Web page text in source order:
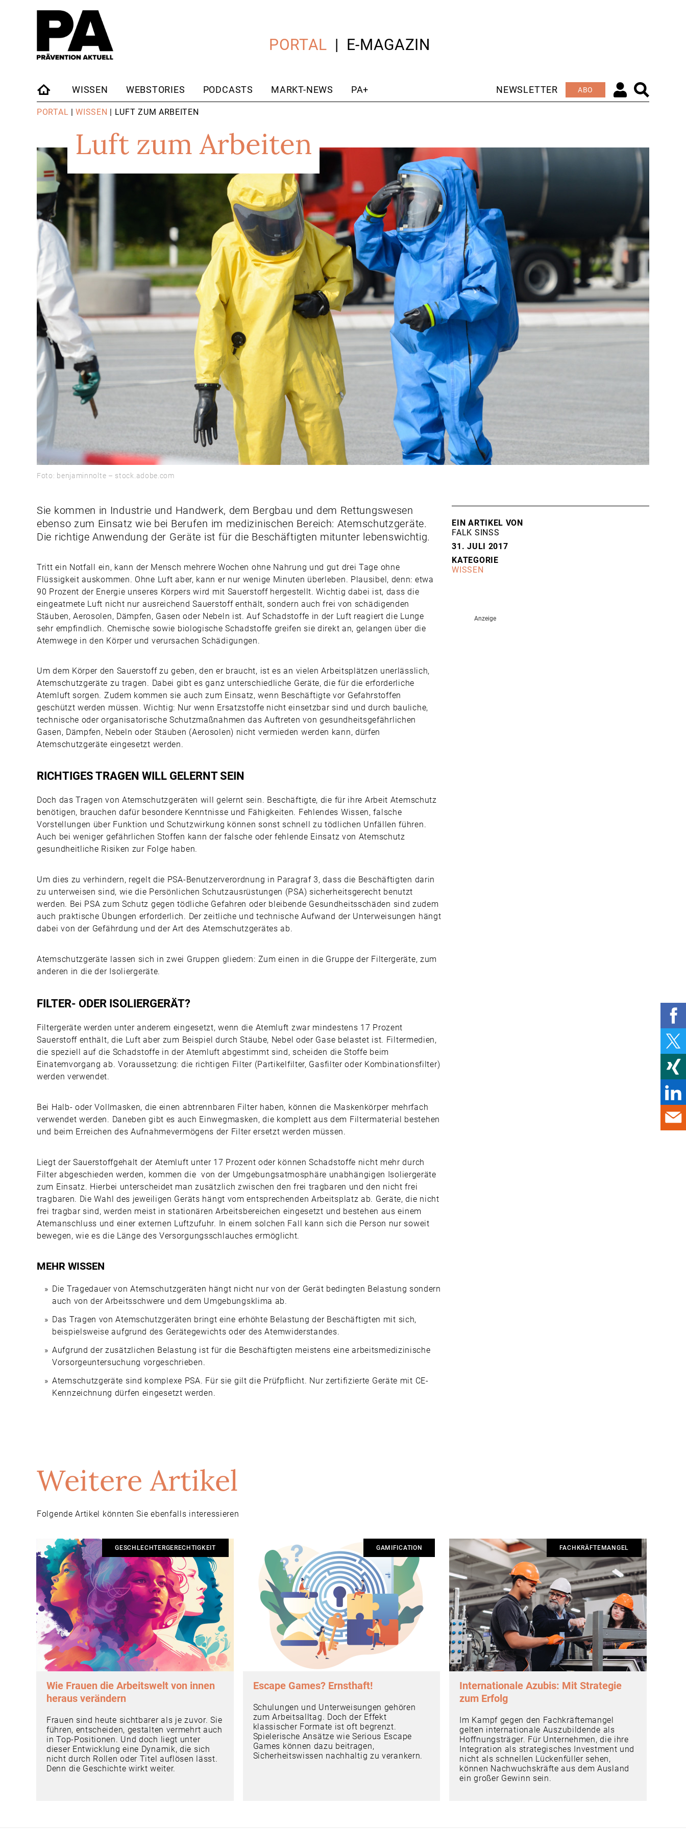
PORTAL E-MAGAZIN
STARTSEITE
WISSEN WEBSTORIES PODCASTS MARKT-NEWS PA+ NEWSLETTER ABO
PORTAL |WISSEN | LUFT ZUM ARBEITEN
Luft zum Arbeiten
Foto: benjaminnolte – stock.adobe.com
Sie kommen in Industrie und Handwerk, dem Bergbau und dem Rettungswesen
ebenso zum Einsatz wie bei Berufen im medizinischen Bereich: Atemschutzgeräte.
Die richtige Anwendung der Geräte ist für die Beschäftigten mitunter lebenswichtig.
Tritt ein Notfall ein, kann der Mensch mehrere Wochen ohne Nahrung und gut drei Tage ohne
Flüssigkeit auskommen. Ohne Luft aber, kann er nur wenige Minuten überleben. Plausibel, denn: etwa
90 Prozent der Energie unseres Körpers wird mit Sauerstoff hergestellt. Wichtig dabei ist, dass die
eingeatmete Luft nicht nur ausreichend Sauerstoff enthält, sondern auch frei von schädigenden
Stäuben, Aerosolen, Dämpfen, Gasen oder Nebeln ist. Auf Schadstoffe in der Luft reagiert die Lunge
sehr empfindlich. Chemische sowie biologische Schadstoffe greifen sie direkt an, gelangen über die
Atemwege in den Körper und verursachen Schädigungen.
Um dem Körper den Sauerstoff zu geben, den er braucht, ist es an vielen Arbeitsplätzen unerlässlich,
Atemschutzgeräte zu tragen. Dabei gibt es ganz unterschiedliche Geräte, die für die erforderliche
Atemluft sorgen. Zudem kommen sie auch zum Einsatz, wenn Beschäftigte vor Gefahrstoffen
geschützt werden müssen. Wichtig: Nur wenn Ersatzstoffe nicht einsetzbar sind und durch bauliche,
technische oder organisatorische Schutzmaßnahmen das Auftreten von gesundheitsgefährlichen
Gasen, Dämpfen, Nebeln oder Stäuben (Aerosolen) nicht vermieden werden kann, dürfen
Atemschutzgeräte eingesetzt werden.
RICHTIGES TRAGEN WILL GELERNT SEIN
Doch das Tragen von Atemschutzgeräten will gelernt sein. Beschäftigte, die für ihre Arbeit Atemschutz
benötigen, brauchen dafür besondere Kenntnisse und Fähigkeiten. Fehlendes Wissen, falsche
Vorstellungen über Funktion und Schutzwirkung können sonst schnell zu tödlichen Unfällen führen.
Auch bei weniger gefährlichen Stoffen kann der falsche oder fehlende Einsatz von Atemschutz
gesundheitliche Risiken zur Folge haben.
Um dies zu verhindern, regelt die PSA-Benutzerverordnung in Paragraf 3, dass die Beschäftigten darin
zu unterweisen sind, wie die Persönlichen Schutzausrüstungen (PSA) sicherheitsgerecht benutzt
werden. Bei PSA zum Schutz gegen tödliche Gefahren oder bleibende Gesundheitsschäden sind zudem
auch praktische Übungen erforderlich. Der zeitliche und technische Aufwand der Unterweisungen hängt
dabei von der Gefährdung und der Art des Atemschutzgerätes ab.
Atemschutzgeräte lassen sich in zwei Gruppen gliedern: Zum einen in die Gruppe der Filtergeräte, zum
anderen in die der Isoliergeräte.
FILTER- ODER ISOLIERGERÄT?
Filtergeräte werden unter anderem eingesetzt, wenn die Atemluft zwar mindestens 17 Prozent
Sauerstoff enthält, die Luft aber zum Beispiel durch Stäube, Nebel oder Gase belastet ist. Filtermedien,
die speziell auf die Schadstoffe in der Atemluft abgestimmt sind, scheiden die Stoffe beim
Einatemvorgang ab. Voraussetzung: die richtigen Filter (Partikelfilter, Gasfilter oder Kombinationsfilter)
werden verwendet.
Bei Halb- oder Vollmasken, die einen abtrennbaren Filter haben, können die Maskenkörper mehrfach
verwendet werden. Daneben gibt es auch Einwegmasken, die komplett aus dem Filtermaterial bestehen
und beim Erreichen des Aufnahmevermögens der Filter ersetzt werden müssen.
Liegt der Sauerstoffgehalt der Atemluft unter 17 Prozent oder können Schadstoffe nicht mehr durch
Filter abgeschieden werden, kommen die von der Umgebungsatmosphäre unabhängigen Isoliergeräte
zum Einsatz. Hierbei unterscheidet man zusätzlich zwischen den frei tragbaren und den nicht frei
tragbaren. Die Wahl des jeweiligen Geräts hängt vom entsprechenden Arbeitsplatz ab. Geräte, die nicht
frei tragbar sind, werden meist in stationären Arbeitsbereichen eingesetzt und bestehen aus einem
Atemanschluss und einer externen Luftzufuhr. In einem solchen Fall kann sich die Person nur soweit
bewegen, wie es die Länge des Versorgungsschlauches ermöglicht.
MEHR WISSEN
Die Tragedauer von Atemschutzgeräten hängt nicht nur von der Gerät bedingten Belastung sondern
auch von der Arbeitsschwere und dem Umgebungsklima ab.
Das Tragen von Atemschutzgeräten bringt eine erhöhte Belastung der Beschäftigten mit sich,
beispielsweise aufgrund des Gerätegewichts oder des Atemwiderstandes.
Aufgrund der zusätzlichen Belastung ist für die Beschäftigten meistens eine arbeitsmedizinische
Vorsorgeuntersuchung vorgeschrieben.
Atemschutzgeräte sind komplexe PSA. Für sie gilt die Prüfpflicht. Nur zertifizierte Geräte mit CE-
Kennzeichnung dürfen eingesetzt werden.
EIN ARTIKEL VON
FALK SINSS
31. JULI 2017
KATEGORIE
WISSEN
Weitere Artikel
Folgende Artikel könnten Sie ebenfalls interessieren
GESCHLECHTERGERECHTIGKEIT
Wie Frauen die Arbeitswelt von innen
heraus verändern
Frauen sind heute sichtbarer als je zuvor. Sie
führen, entscheiden, gestalten vermehrt auch
in Top-Positionen. Und doch liegt unter
dieser Entwicklung eine Dynamik, die sich
nicht durch Rollen oder Titel auflösen lässt.
Denn die Geschichte wirkt weiter.
GAMIFICATION
Escape Games? Ernsthaft!
Schulungen und Unterweisungen gehören
zum Arbeitsalltag. Doch der Effekt
klassischer Formate ist oft begrenzt.
Spielerische Ansätze wie Serious Escape
Games können dazu beitragen,
Sicherheitswissen nachhaltig zu verankern.
FACHKRÄFTEMANGEL
Internationale Azubis: Mit Strategie
zum Erfolg
Im Kampf gegen den Fachkräftemangel
gelten internationale Auszubildende als
Hoffnungsträger. Für Unternehmen, die ihre
Integration als strategisches Investment und
nicht als schnellen Lückenfüller sehen,
können Nachwuchskräfte aus dem Ausland
ein großer Gewinn sein.